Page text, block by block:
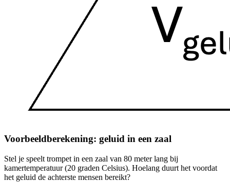
Voorbeeldberekening: geluid in een zaal
Stel je speelt trompet in een zaal van 80 meter lang bij
kamertemperatuur (20 graden Celsius). Hoelang duurt het voordat
het geluid de achterste mensen bereikt?